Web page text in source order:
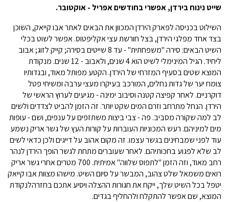
שייט נינוח בירדן, אפשרי בחודשים אפריל - אוקטובר.
השילוט בכניסה לפארק הירדן המכוון את הבאים לאתר אבו קייאק, השוכן
בצד אחד מפלגי הירדן, בצל חורשת עצי אקליפטוס. אפשר לשוט בכלי
השיט הבאים: סירה "משפחתית" - עד 8 שייטים בסירה; קייק לזוג; אבוב
ליחיד. הגיל המינימלי לשיט הוא 4 שנים, ולאבוב - 12 שנים. מנקודת
המוצא שטים בסעיף המזרחי של הירדן. הקטע מפותל מאוד, ובגדותיו
צומח יער של גדות נחלים, המורכב בעיקרו מעצי ערבה ומשיחי פטל
דוקרניים. לאחר קפיצה קטנה וסיבוב ימינה - מגיעים לערוץ הראשי של
הירדן. הנחל מתרחב וזרם המים שקט יותר. זה הזמן להביט לצדדים ולשים
לב למה שקורה מסביב. פה - צבי ביצות משתזפים על ענפים, ושם - עופות
מים למיניהם. רעש המכוניות העוברות על קורות העץ של גשר אריק נשמע
עוד לפני שמבחינים בגשר עצמו. זה מקום אהוב על דייגים ולכן כדאי לשים
לב שלא לפגוע בחכותיהם. לאחר שעוברים מתחת לגשר הופך הירדן לנהר
רחב מאוד, וזה הזמן "לתפוס שלווה" אמיתית. 700 מטרים אחרי גשר אריק
רואים משמאל שלט צהוב, המבשר על סיום השיט. מישהו מצוות אבו קייאק
יטפל בכל השיט שלך, ייקח את חגורות ההצלה ויסיע אתכם בחזרהלנקודת
המוצא, שם אפשר להתקלח ולהחליף בגדים.